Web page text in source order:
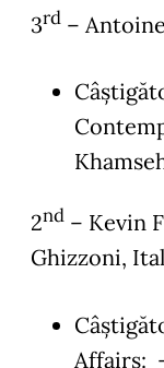
3rd –
2nd – Kevin
Ghizzoni,
Affairs: